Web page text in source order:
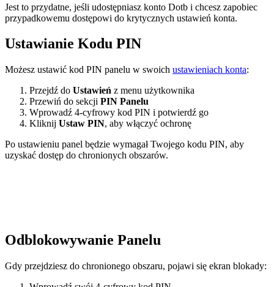
Jest to przydatne, jeśli udostępniasz konto Dotb i chcesz zapobiec
przypadkowemu dostępowi do krytycznych ustawień konta.
Ustawianie Kodu PIN
Możesz ustawić kod PIN panelu w swoich ustawieniach konta:
Przejdź do Ustawień z menu użytkownika
Przewiń do sekcji PIN Panelu
Wprowadź 4-cyfrowy kod PIN i potwierdź go
Kliknij Ustaw PIN, aby włączyć ochronę
Po ustawieniu panel będzie wymagał Twojego kodu PIN, aby
uzyskać dostęp do chronionych obszarów.
Odblokowywanie Panelu
Gdy przejdziesz do chronionego obszaru, pojawi się ekran blokady: